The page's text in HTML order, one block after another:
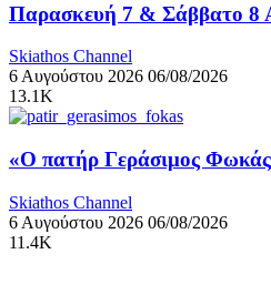
Παρασκευή 7 & Σάββατο 8
Skiathos Channel
6 Αυγούστου 2026 06/08/2026
13.1K
«Ο πατήρ Γεράσιμος
Skiathos Channel
6 Αυγούστου 2026 06/08/2026
11.4K